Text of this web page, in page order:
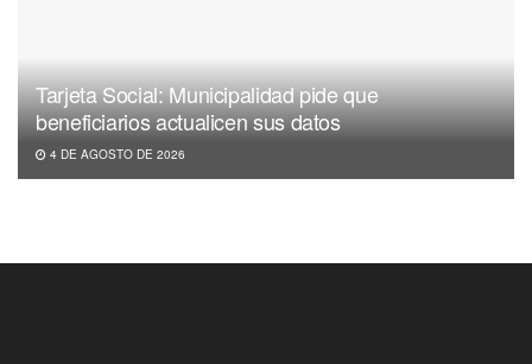
Tarjeta Social: Municipalidad pide que
beneficiarios actualicen sus datos
4 DE AGOSTO DE 2026